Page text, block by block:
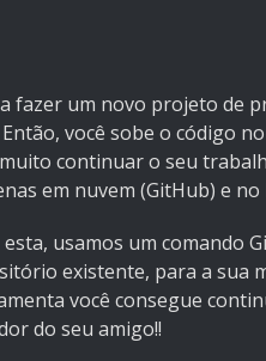
a fazer um novo projeto de
você sobe o código
continuar o seu
em nuvem (GitHub) e no
usamos um comando
existente, para a sua
você consegue
do seu amigo!!